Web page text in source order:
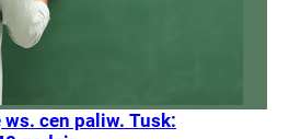
cen paliw. Tusk: